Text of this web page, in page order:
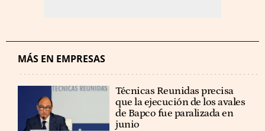
MÁS EN EMPRESAS
Técnicas Reunidas precisa
que la ejecución de los avales
de Bapco fue paralizada en
junio